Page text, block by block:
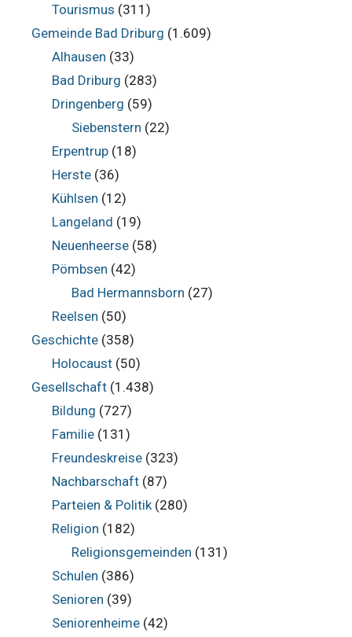
Tourismus (311)
Gemeinde Bad Driburg (1.609)
Alhausen (33)
Bad Driburg (283)
Dringenberg (59)
Siebenstern (22)
Erpentrup(18)
Herste(36)
Kühlsen (12)
Langeland (19)
Neuenheerse(58)
Pömbsen (42)
Bad Hermannsborn (27)
Reelsen (50)
Geschichte (358)
Holocaust(50)
Gesellschaft (1.438)
Bildung (727)
Familie(131)
Freundeskreise(323)
Nachbarschaft(87)
Parteien & Politik(280)
Religion (182)
Religionsgemeinden (131)
Schulen (386)
Senioren (39)
Seniorenheime(42)